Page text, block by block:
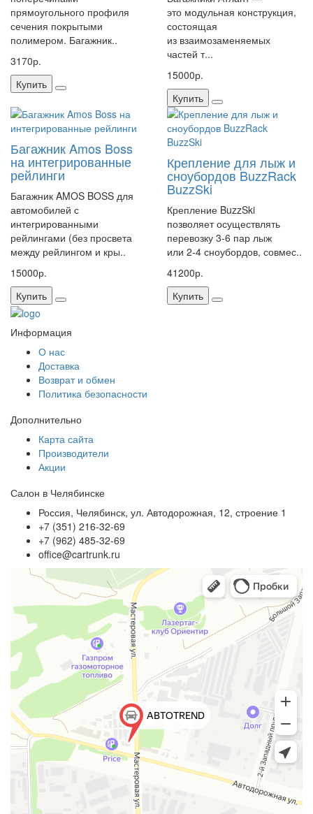
прямоугольного профиля
сечения покрытыми
полимером. Багажник..
3170р.
Купить
это модульная конструкция,
состоящая
из взаимозаменяемых
частей т...
15000р.
Купить
Багажник Amos Boss
на интегрированные
рейлинги
Багажник AMOS BOSS для
автомобилей с
интегрированными
рейлингами (без просвета
между рейлингом и кры..
15000р.
Купить
Крепление для лыж и
сноубордов BuzzRack
BuzzSki
Крепление BuzzSki
позволяет осуществлять
перевозку 3-6 пар лыж
или 2-4 сноубордов, совмес..
41200р.
Купить
Информация
О нас
Доставка
Возврат и обмен
Политика безопасности
Дополнительно
Карта сайта
Производители
Акции
Салон в Челябинске
Россия, Челябинск, ул. Автодорожная, 12, строение 1
+7 (351) 216-32-69
+7 (962) 485-32-69
office@cartrunk.ru